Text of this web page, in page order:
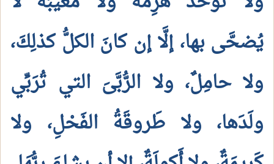
يُضحَّى بها، إلَّا إن كانَ الكلُّ كذلِكَ،
ولا حامِلٌ، ولا الرُّبَّىَ التي تُرَبِّي
ولَدَها، ولا طَروقَةُ الفَحْلِ، ولا